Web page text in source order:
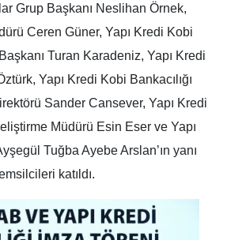
Grup Başkanı Neslihan Örnek,
Ceren Güner, Yapı Kredi Kobi
Turan Karadeniz, Yapı Kredi
Yapı Kredi Kobi Bankacılığı
Sander Cansever, Yapı Kredi
Müdürü Esin Eser ve Yapı
Tuğba Ayebe Arslan’ın yanı
katıldı.